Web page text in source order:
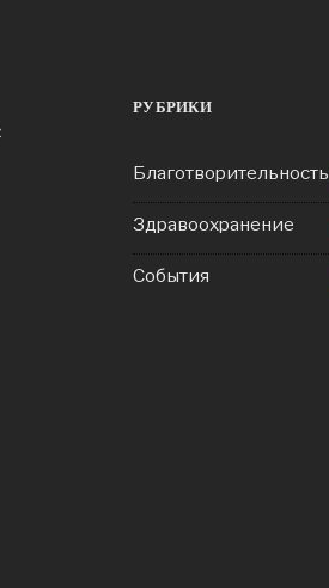
РУБРИКИ
Благотворительность
Здравоохранение
События